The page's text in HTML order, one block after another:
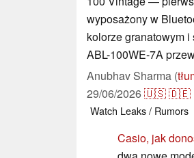
wyposażony w
kolorze granatowym
ABL-100WE-7A
Anubhav Sharma (
29/06/2026🇺🇸🇩🇪
Watch Leaks / Rumors
Casio, jak